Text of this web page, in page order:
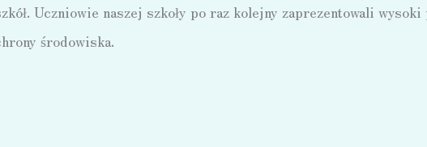
Uczniowie naszej szkoły po raz kolejny zaprezentowali
środowiska.